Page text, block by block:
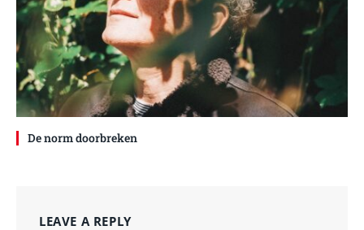
De norm doorbreken
LEAVE A REPLY